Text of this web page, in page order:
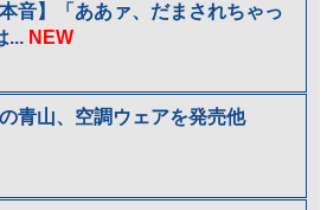
本音】「ああァ、だまされちゃっ
... NEW
の青山、空調ウェアを発売他